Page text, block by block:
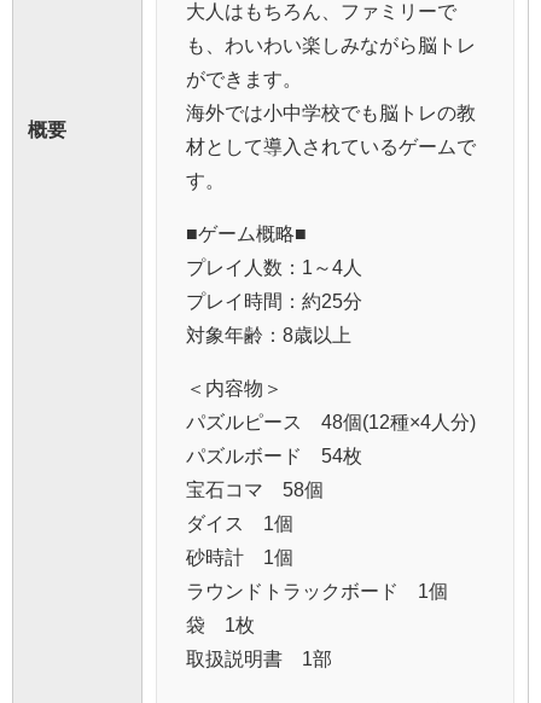
概要
大人はもちろん、ファミリーで
も、わいわい楽しみながら脳トレ
ができます。
海外では小中学校でも脳トレの教
材として導入されているゲームで
す。
■ゲーム概略■
プレイ人数：1～4人
プレイ時間：約25分
対象年齢：8歳以上
＜内容物＞
パズルピース 48個(12種×4人分)
パズルボード 54枚
宝石コマ 58個
ダイス 1個
砂時計 1個
ラウンドトラックボード 1個
袋 1枚
取扱説明書 1部